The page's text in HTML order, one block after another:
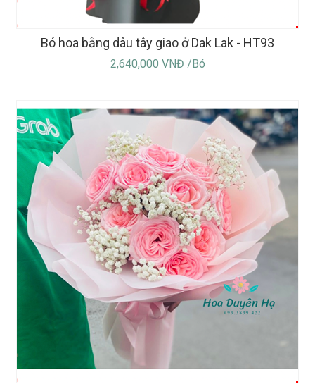
Bó hoa bằng dâu tây giao ở Dak Lak - HT93
2,640,000 VNĐ /Bó